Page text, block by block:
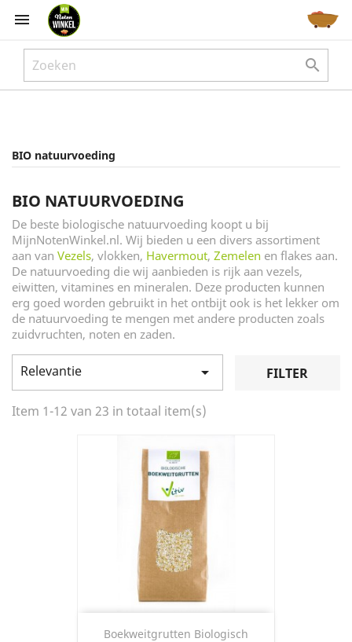


BIO natuurvoeding
BIO NATUURVOEDING
De beste biologische natuurvoeding koopt u bij
MijnNotenWinkel.nl. Wij bieden u een divers assortiment
aan van Vezels, vlokken, Havermout, Zemelen en flakes aan.
De natuurvoeding die wij aanbieden is rijk aan vezels,
eiwitten, vitamines en mineralen. Deze producten kunnen
erg goed worden gebruikt in het ontbijt ook is het lekker om
de natuurvoeding te mengen met andere producten zoals
zuidvruchten, noten en zaden.
Relevantie  FILTER
Item 1-12 van 23 in totaal item(s)
Boekweitgrutten Biologisch